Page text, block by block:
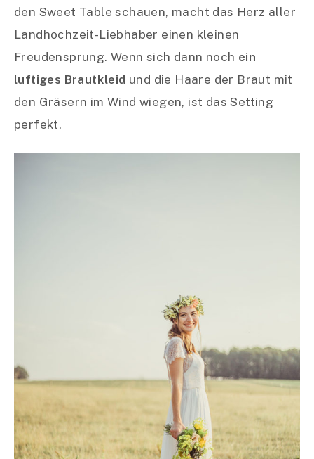
den Sweet Table schauen, macht das Herz aller
Landhochzeit-Liebhaber einen kleinen
Freudensprung. Wenn sich dann noch ein
luftiges Brautkleid und die Haare der Braut mit
den Gräsern im Wind wiegen, ist das Setting
perfekt.